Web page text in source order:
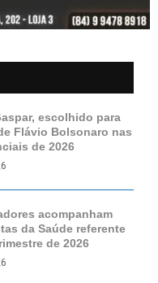
escolhido para
Flávio Bolsonaro nas
de 2026
acompanham
da Saúde referente
de 2026